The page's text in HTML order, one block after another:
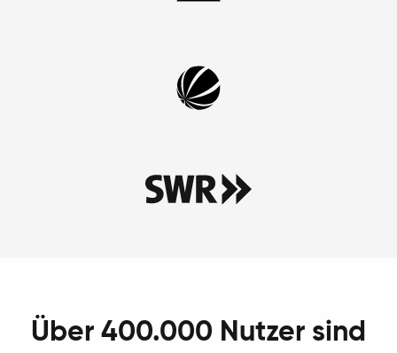
Über 400.000 Nutzer sind